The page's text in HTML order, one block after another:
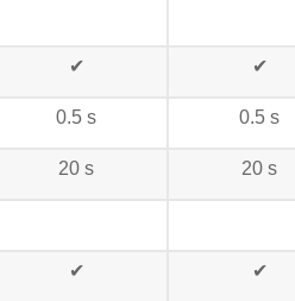
✔ ✔
0.5 s 0.5 s
20 s 20 s
✔ ✔